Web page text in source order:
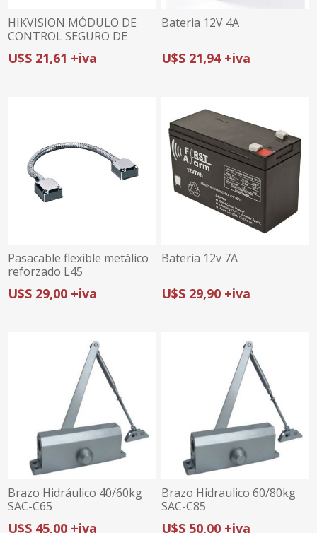
HIKVISION MÓDULO DE
CONTROL SEGURO DE
PUERTA DS-K2M062 |
INTERFAZ RS-485
U$S 21,61 +iva
Bateria 12V 4A
U$S 21,94 +iva
Pasacable flexible metálico
reforzado L45
U$S 29,00 +iva
Bateria 12v 7A
U$S 29,90 +iva
Brazo Hidráulico 40/60kg
SAC-C65
U$S 45,00 +iva
Brazo Hidraulico 60/80kg
SAC-C85
U$S 50,00 +iva